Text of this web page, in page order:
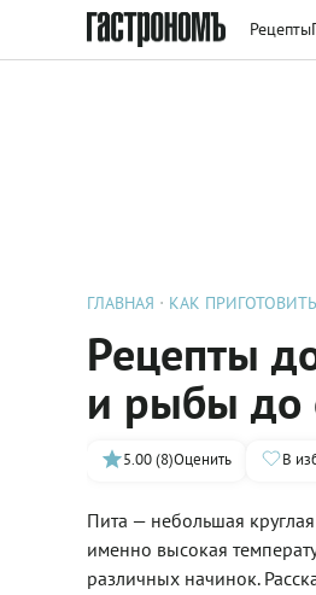
Рецепты
ГЛАВНАЯ КАК ПРИГОТОВИТЬ
Рецепты
и рыбы до
5.00 (8)Оценить В
Пита — небольшая
именно высокая
различных начинок.